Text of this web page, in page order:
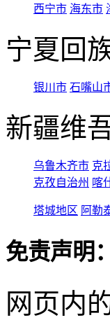
西宁市 海东市
宁夏回
银川市 石嘴山
新疆维
乌鲁木齐市 克
克孜自治州 喀
塔城地区 阿勒
免责声明：
网页内